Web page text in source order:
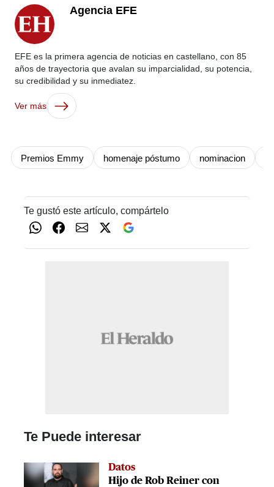
Agencia EFE
EFE es la primera agencia de noticias en castellano, con 85
años de trayectoria que avalan su imparcialidad, su potencia,
su credibilidad y su inmediatez.
Ver más
Premios Emmy homenaje póstumo nominacion
Te gustó este artículo, compártelo
Te Puede interesar
Datos
Hijo de Rob Reiner con